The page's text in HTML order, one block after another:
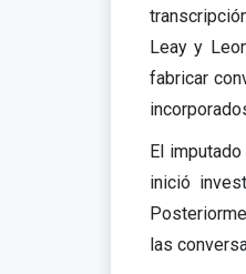
Leay y
fabricar
El
inició
las